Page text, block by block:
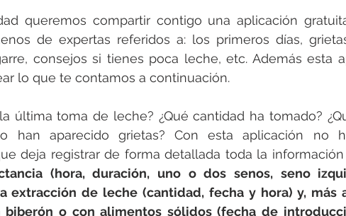
queremos compartir contigo una aplicación
de expertas referidos a: los primeros días,
consejos si tienes poca leche, etc. Además esta
lo que te contamos a continuación.
última toma de leche? ¿Qué cantidad ha tomado?
han aparecido grietas? Con esta aplicación no
deja registrar de forma detallada toda la
(hora, duración, uno o dos senos, seno
extracción de leche (cantidad, fecha y hora) y, más
biberón o con alimentos sólidos (fecha de